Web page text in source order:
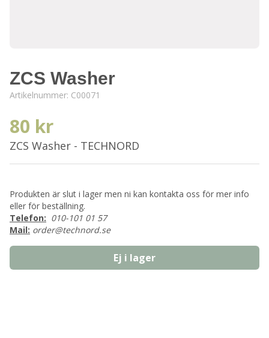
ZCS Washer
Artikelnummer: C00071
80 kr
ZCS Washer - TECHNORD
Produkten är slut i lager men ni kan kontakta oss för mer info
eller för beställning.
Telefon: 010-101 01 57
Mail: order@technord.se
Ej i lager